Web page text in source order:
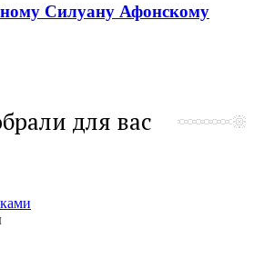
Силуану Афонскому
для вас